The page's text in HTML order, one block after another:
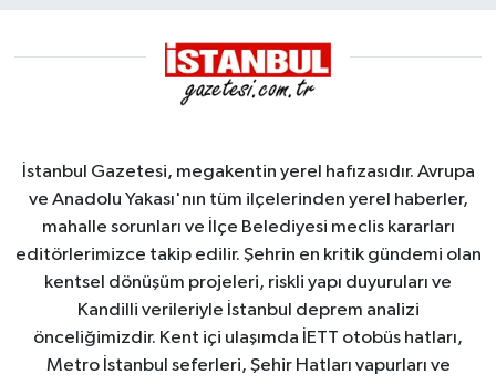
İstanbul Gazetesi, megakentin yerel hafızasıdır. Avrupa
ve Anadolu Yakası'nın tüm ilçelerinden yerel haberler,
mahalle sorunları ve İlçe Belediyesi meclis kararları
editörlerimizce takip edilir. Şehrin en kritik gündemi olan
kentsel dönüşüm projeleri, riskli yapı duyuruları ve
Kandilli verileriyle İstanbul deprem analizi
önceliğimizdir. Kent içi ulaşımda İETT otobüs hatları,
Metro İstanbul seferleri, Şehir Hatları vapurları ve